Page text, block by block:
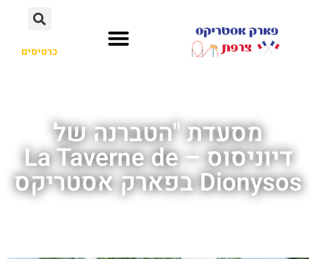
כרטיסים
מסעדת "הטברנה של
דיוניסוס – La Taverne de
Dionysos בפארק אסטריקס